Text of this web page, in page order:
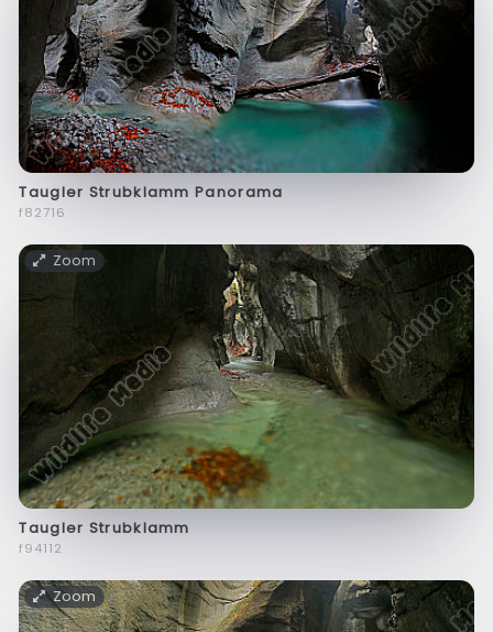
Taugler Strubklamm Panorama
f82716
Zoom
Taugler Strubklamm
f94112
Zoom